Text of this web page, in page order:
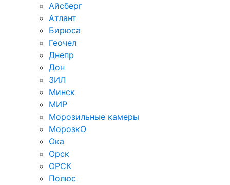
Айсберг
Атлант
Бирюса
Геочел
Днепр
Дон
ЗИЛ
Минск
МИР
Морозильные камеры
МорозкО
Ока
Орск
ОРСК
Полюс